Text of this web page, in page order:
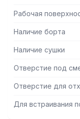
Рабочая
Наличие борта
Наличие сушки
Отверстие под
Отверстие для
Для встраивания